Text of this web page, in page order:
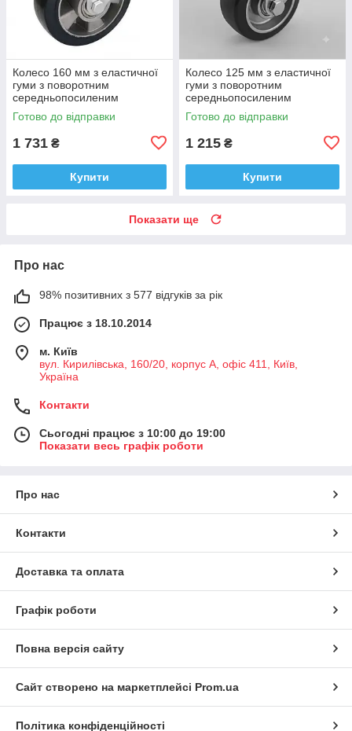
Колесо 160 мм з еластичної
гуми з поворотним
середньопосиленим
кронштейном і гальмом (400
кг)
Готово до відправки
1 731 ₴
Купити
Колесо 125 мм з еластичної
гуми з поворотним
середньопосиленим
кронштейном і гальмом (250
кг)
Готово до відправки
1 215 ₴
Купити
Показати ще
Про нас
98% позитивних з 577 відгуків за рік
Працює з 18.10.2014
м. Київ
вул. Кирилівська, 160/20, корпус А, офіс 411, Київ,
Україна
Контакти
Сьогодні працює з 10:00 до 19:00
Показати весь графік роботи
Про нас
Контакти
Доставка та оплата
Графік роботи
Повна версія сайту
Сайт створено на маркетплейсі Prom.ua
Політика конфіденційності